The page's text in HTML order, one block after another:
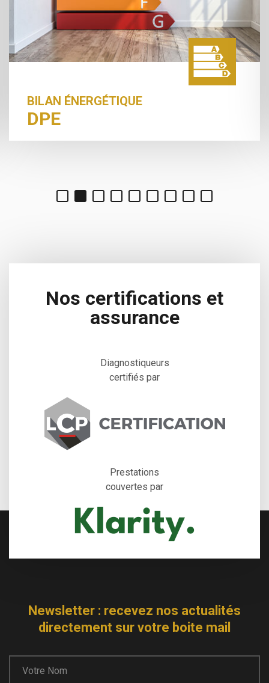
BILAN ÉNERGÉTIQUE
DPE
Nos certifications et
assurance
Diagnostiqueurs
certifiés par
Prestations
couvertes par
Newsletter : recevez nos actualités
directement sur votre boite mail